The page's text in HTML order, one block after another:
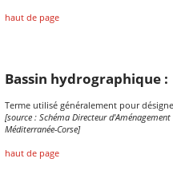
haut de page
Bassin hydrographique :
Terme utilisé généralement pour
[source : Schéma Directeur
Méditerranée-Corse]
haut de page